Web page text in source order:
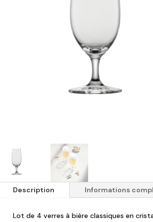
Description Informations
Lot de 4 verres à bière classiques en